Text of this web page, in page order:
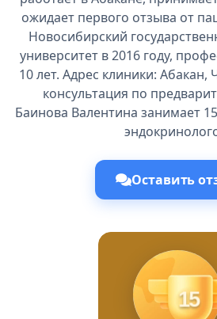
ожидает первого отзыва от
Новосибирский
университет в 2016 году,
10 лет. Адрес клиники: Абакан,
консультация по
Баинова Валентина занимает
Оставить
15